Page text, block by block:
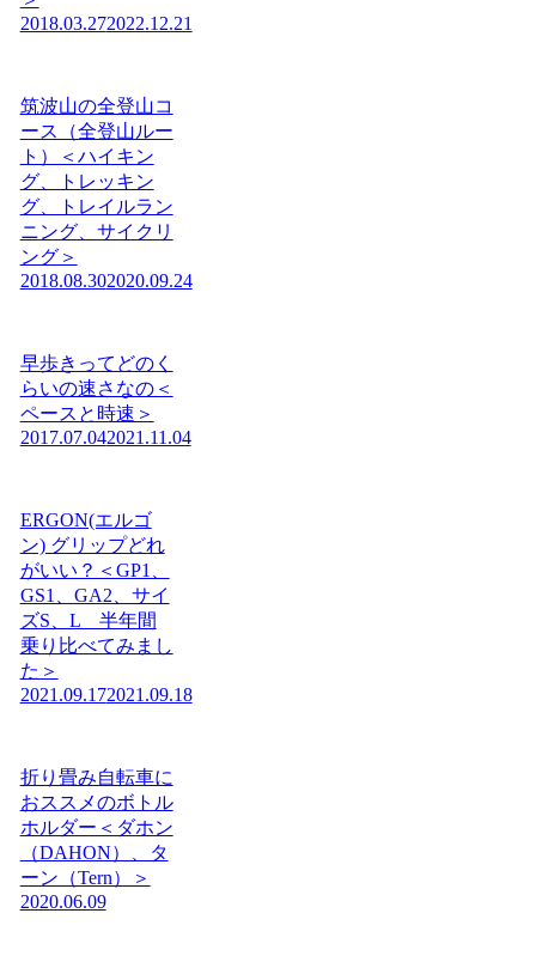
2018.03.272022.12.21
筑波山の全登山コ
ース（全登山ルー
ト）＜ハイキン
グ、トレッキン
グ、トレイルラン
ニング、サイクリ
ング＞
2018.08.302020.09.24
早歩きってどのく
らいの速さなの＜
ペースと時速＞
2017.07.042021.11.04
ERGON(エルゴ
ン) グリップどれ
がいい？＜GP1、
GS1、GA2、サイ
ズS、L 半年間
乗り比べてみまし
た＞
2021.09.172021.09.18
折り畳み自転車に
おススメのボトル
ホルダー＜ダホン
（DAHON）、タ
ーン（Tern）＞
2020.06.09